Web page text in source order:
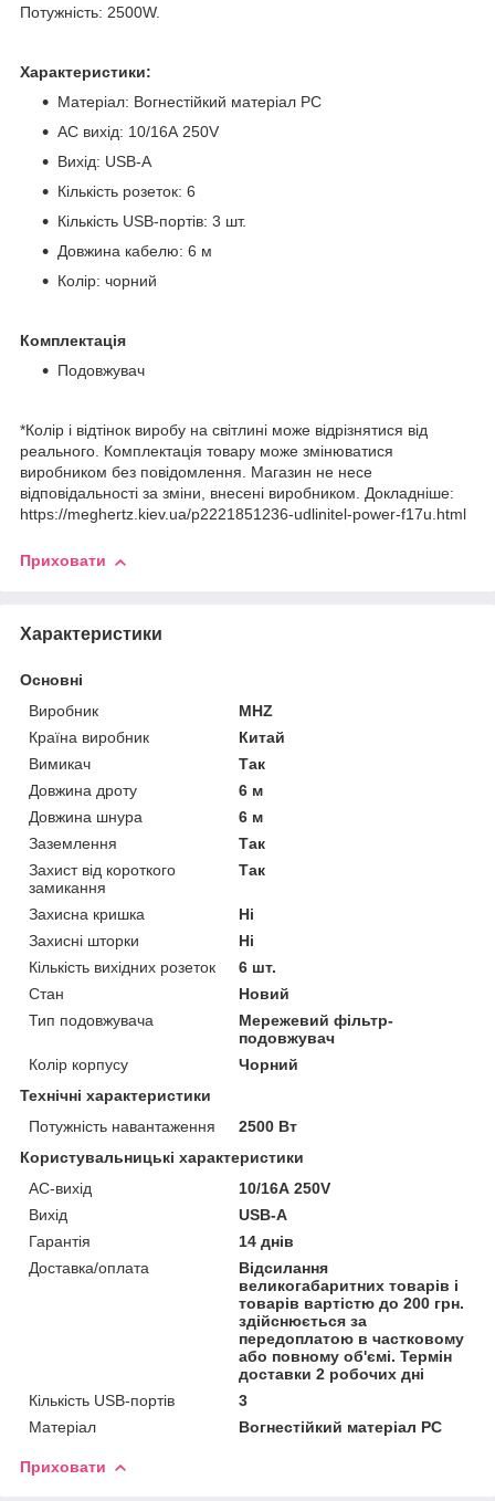
Потужність: 2500W.
Характеристики:
Матеріал: Вогнестійкий матеріал PC
AC вихід: 10/16А 250V
Вихід: USB-A
Кількість розеток: 6
Кількість USB-портів: 3 шт.
Довжина кабелю: 6 м
Колір: чорний
Комплектація
Подовжувач
*Колір і відтінок виробу на світлині може відрізнятися від
реального. Комплектація товару може змінюватися
виробником без повідомлення. Магазин не несе
відповідальності за зміни, внесені виробником. Докладніше:
https://meghertz.kiev.ua/p2221851236-udlinitel-power-f17u.html
Приховати
Характеристики
Основні
Виробник
MHZ
Країна виробник
Китай
Вимикач
Так
Довжина дроту
6 м
Довжина шнура
6 м
Заземлення
Так
Захист від короткого
замикання
Так
Захисна кришка
Ні
Захисні шторки
Ні
Кількість вихідних розеток
6 шт.
Стан
Новий
Тип подовжувача
Мережевий фільтр-
подовжувач
Колір корпусу
Чорний
Технічні характеристики
Потужність навантаження
2500 Вт
Користувальницькі характеристики
AC-вихід
10/16А 250V
Вихід
USB-A
Гарантія
14 днів
Доставка/оплата
Відсилання
великогабаритних товарів і
товарів вартістю до 200 грн.
здійснюється за
передоплатою в частковому
або повному об'ємі. Термін
доставки 2 робочих дні
Кількість USB-портів
3
Матеріал
Вогнестійкий матеріал PC
Приховати